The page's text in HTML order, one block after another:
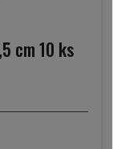
cm 10 ks